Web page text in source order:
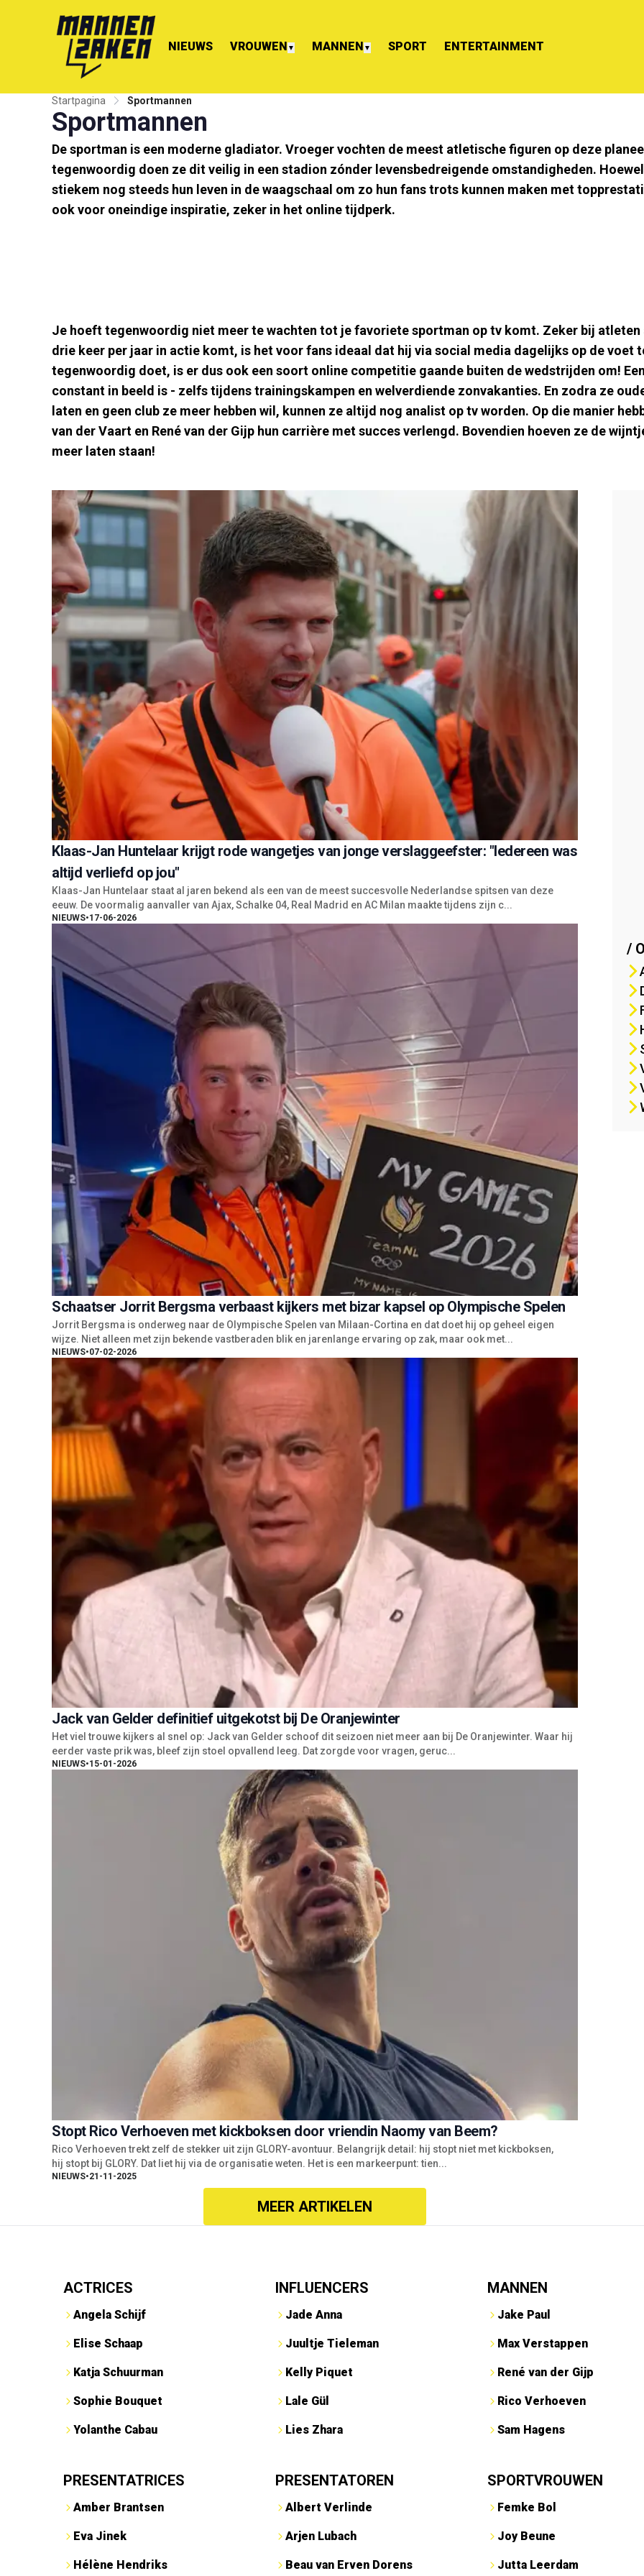
NIEUWS VROUWEN ▼ MANNEN ▼ SPORT ENTERTAINMENT
Startpagina Sportmannen
Sportmannen
De sportman is een moderne gladiator. Vroeger vochten de meest atletische figuren op deze
tegenwoordig doen ze dit veilig in een stadion zónder levensbedreigende omstandigheden.
stiekem nog steeds hun leven in de waagschaal om zo hun fans trots kunnen maken met
ook voor oneindige inspiratie, zeker in het online tijdperk.
Je hoeft tegenwoordig niet meer te wachten tot je favoriete sportman op tv komt. Zeker bij atleten
drie keer per jaar in actie komt, is het voor fans ideaal dat hij via social media dagelijks op de voet
tegenwoordig doet, is er dus ook een soort online competitie gaande buiten de wedstrijden om!
constant in beeld is - zelfs tijdens trainingskampen en welverdiende zonvakanties. En zodra ze
laten en geen club ze meer hebben wil, kunnen ze altijd nog analist op tv worden. Op die manier
van der Vaart en René van der Gijp hun carrière met succes verlengd. Bovendien hoeven ze de
meer laten staan!
Klaas-Jan Huntelaar krijgt rode wangetjes van jonge verslaggeefster: "Iedereen was
altijd verliefd op jou"
Klaas-Jan Huntelaar staat al jaren bekend als een van de meest succesvolle Nederlandse spitsen van deze
eeuw. De voormalig aanvaller van Ajax, Schalke 04, Real Madrid en AC Milan maakte tijdens zijn c...
NIEUWS•17-06-2026
Schaatser Jorrit Bergsma verbaast kijkers met bizar kapsel op Olympische Spelen
Jorrit Bergsma is onderweg naar de Olympische Spelen van Milaan-Cortina en dat doet hij op geheel eigen
wijze. Niet alleen met zijn bekende vastberaden blik en jarenlange ervaring op zak, maar ook met...
NIEUWS•07-02-2026
Jack van Gelder definitief uitgekotst bij De Oranjewinter
Het viel trouwe kijkers al snel op: Jack van Gelder schoof dit seizoen niet meer aan bij De Oranjewinter. Waar hij
eerder vaste prik was, bleef zijn stoel opvallend leeg. Dat zorgde voor vragen, geruc...
NIEUWS•15-01-2026
Stopt Rico Verhoeven met kickboksen door vriendin Naomy van Beem?
Rico Verhoeven trekt zelf de stekker uit zijn GLORY-avontuur. Belangrijk detail: hij stopt niet met kickboksen,
hij stopt bij GLORY. Dat liet hij via de organisatie weten. Het is een markeerpunt: tien...
NIEUWS•21-11-2025
MEER ARTIKELEN
/
ACTRICES
Angela Schijf
Elise Schaap
Katja Schuurman
Sophie Bouquet
Yolanthe Cabau
INFLUENCERS
Jade Anna
Juultje Tieleman
Kelly Piquet
Lale Gül
Lies Zhara
MANNEN
Jake Paul
Max Verstappen
René van der Gijp
Rico Verhoeven
Sam Hagens
PRESENTATRICES
Amber Brantsen
Eva Jinek
Hélène Hendriks
PRESENTATOREN
Albert Verlinde
Arjen Lubach
Beau van Erven Dorens
SPORTVROUWEN
Femke Bol
Joy Beune
Jutta Leerdam